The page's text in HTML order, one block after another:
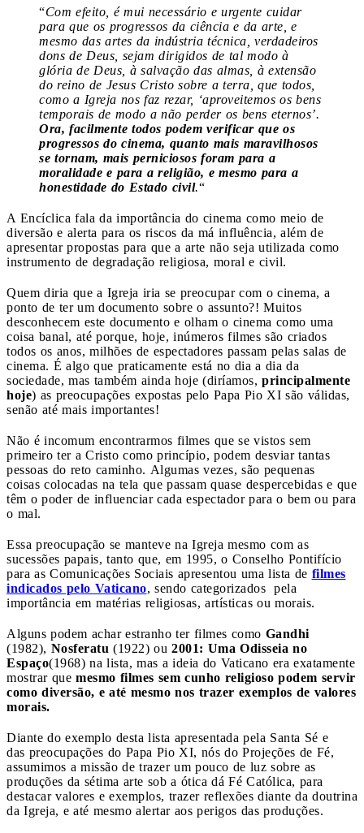
“Com efeito, é mui necessário e urgente cuidar
para que os progressos da ciência e da arte, e
mesmo das artes da indústria técnica, verdadeiros
dons de Deus, sejam dirigidos de tal modo à
glória de Deus, à salvação das almas, à extensão
do reino de Jesus Cristo sobre a terra, que todos,
como a Igreja nos faz rezar, ‘aproveitemos os bens
temporais de modo a não perder os bens eternos’.
Ora, facilmente todos podem verificar que os
progressos do cinema, quanto mais maravilhosos
se tornam, mais perniciosos foram para a
moralidade e para a religião, e mesmo para a
honestidade do Estado civil.“
A Encíclica fala da importância do cinema como meio de
diversão e alerta para os riscos da má influência, além de
apresentar propostas para que a arte não seja utilizada como
instrumento de degradação religiosa, moral e civil.
Quem diria que a Igreja iria se preocupar com o cinema, a
ponto de ter um documento sobre o assunto?! Muitos
desconhecem este documento e olham o cinema como uma
coisa banal, até porque, hoje, inúmeros filmes são criados
todos os anos, milhões de espectadores passam pelas salas de
cinema. É algo que praticamente está no dia a dia da
sociedade, mas também ainda hoje (diríamos, principalmente
hoje) as preocupações expostas pelo Papa Pio XI são válidas,
senão até mais importantes!
Não é incomum encontrarmos filmes que se vistos sem
primeiro ter a Cristo como princípio, podem desviar tantas
pessoas do reto caminho. Algumas vezes, são pequenas
coisas colocadas na tela que passam quase despercebidas e que
têm o poder de influenciar cada espectador para o bem ou para
o mal.
Essa preocupação se manteve na Igreja mesmo com as
sucessões papais, tanto que, em 1995, o Conselho Pontifício
para as Comunicações Sociais apresentou uma lista de filmes
indicados pelo Vaticano, sendo categorizados pela
importância em matérias religiosas, artísticas ou morais.
Alguns podem achar estranho ter filmes como Gandhi
(1982), Nosferatu (1922) ou 2001: Uma Odisseia no
Espaço(1968) na lista, mas a ideia do Vaticano era exatamente
mostrar que mesmo filmes sem cunho religioso podem servir
como diversão, e até mesmo nos trazer exemplos de valores
morais.
Diante do exemplo desta lista apresentada pela Santa Sé e
das preocupações do Papa Pio XI, nós do Projeções de Fé,
assumimos a missão de trazer um pouco de luz sobre as
produções da sétima arte sob a ótica dá Fé Católica, para
destacar valores e exemplos, trazer reflexões diante da doutrina
da Igreja, e até mesmo alertar aos perigos das produções.